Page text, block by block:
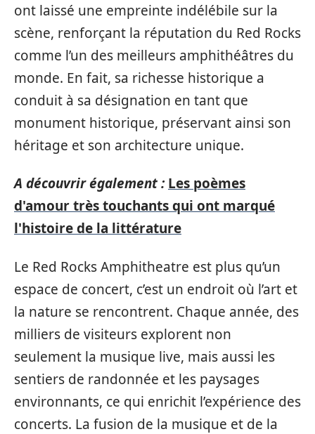
ont laissé une empreinte indélébile sur la
scène, renforçant la réputation du Red Rocks
comme l’un des meilleurs amphithéâtres du
monde. En fait, sa richesse historique a
conduit à sa désignation en tant que
monument historique, préservant ainsi son
héritage et son architecture unique.
A découvrir également : Les poèmes
d'amour très touchants qui ont marqué
l'histoire de la littérature
Le Red Rocks Amphitheatre est plus qu’un
espace de concert, c’est un endroit où l’art et
la nature se rencontrent. Chaque année, des
milliers de visiteurs explorent non
seulement la musique live, mais aussi les
sentiers de randonnée et les paysages
environnants, ce qui enrichit l’expérience des
concerts. La fusion de la musique et de la